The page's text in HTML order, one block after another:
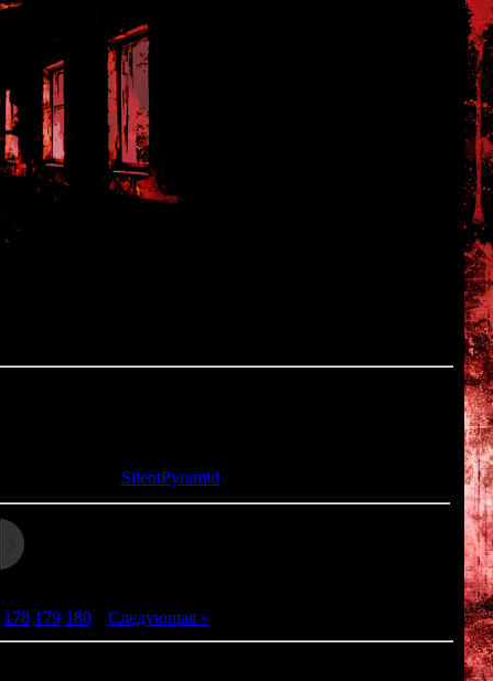
SilentPyramid
178 179 180| Следующая »